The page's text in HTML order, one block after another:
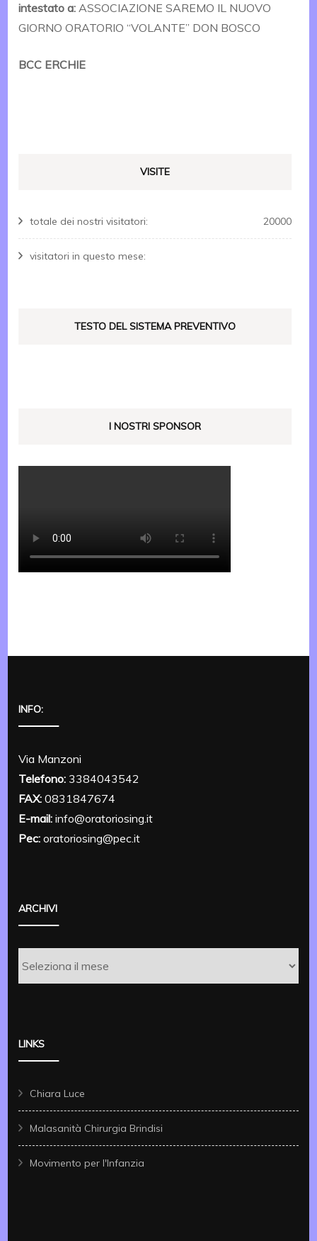
intestato a: ASSOCIAZIONE SAREMO IL NUOVO
GIORNO ORATORIO “VOLANTE” DON BOSCO
BCC ERCHIE
VISITE
20000
totale dei nostri visitatori:
visitatori in questo mese:
TESTO DEL SISTEMA PREVENTIVO
I NOSTRI SPONSOR
INFO:
Via Manzoni
Telefono: 3384043542
FAX: 0831847674
E-mail: info@oratoriosing.it
Pec: oratoriosing@pec.it
ARCHIVI
LINKS
Chiara Luce
Malasanità Chirurgia Brindisi
Movimento per l'Infanzia